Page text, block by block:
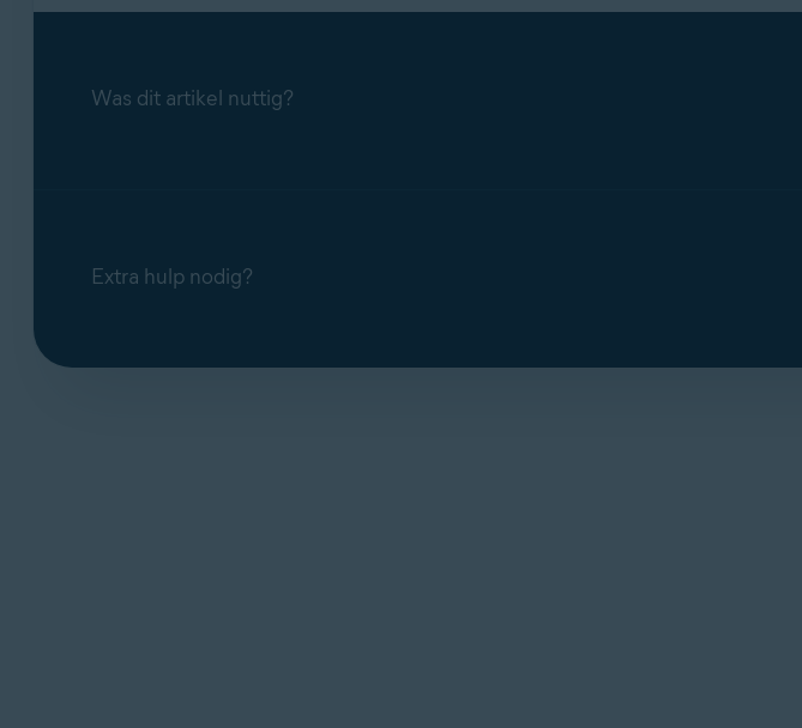
Was dit artikel nuttig?
Extra hulp nodig?